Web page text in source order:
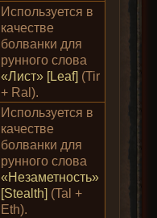
Используется в
качестве
болванки для
рунного слова
«Лист» [Leaf](Tir
+ Ral).
Используется в
качестве
болванки для
рунного слова
«Незаметность»
[Stealth](Tal +
Eth).